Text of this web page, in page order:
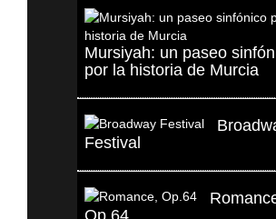
Mursiyah: un paseo
por la historia de Murcia
Festival
Op.64